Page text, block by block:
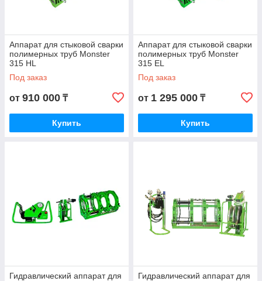
Аппарат для стыковой сварки
полимерных труб Monster
315 HL
Под заказ
от 910 000 ₸
Купить
Аппарат для стыковой сварки
полимерных труб Monster
315 EL
Под заказ
от 1 295 000 ₸
Купить
Гидравлический аппарат для
Гидравлический аппарат для